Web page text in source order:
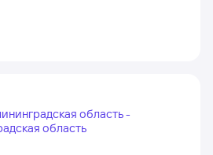
область -
область